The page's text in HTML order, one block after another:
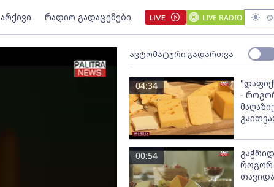
არქივი რადიო გადაცემები LIVE LIVE RADIO
ავტომატური გადართვა
-
04:34
როგორ
00:54